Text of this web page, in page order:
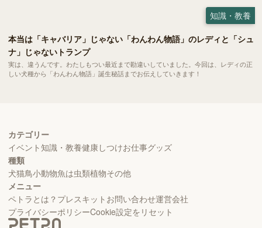
知識・教養
本当は「キャバリア」じゃない「わんわん物語」のレディと「シュ
ナ」じゃないトランプ
実は、違うんです。わたしもつい最近まで勘違いしていました。今回は、レディの正
しい犬種から「わんわん物語」誕生秘話までお伝えしていきます！
カテゴリー
イベント知識・教養健康しつけお仕事グッズ
種類
犬猫鳥小動物魚は虫類植物その他
メニュー
ペトラとは？ プレスキット お問い合わせ運営会社
プライバシーポリシーCookie設定をリセット